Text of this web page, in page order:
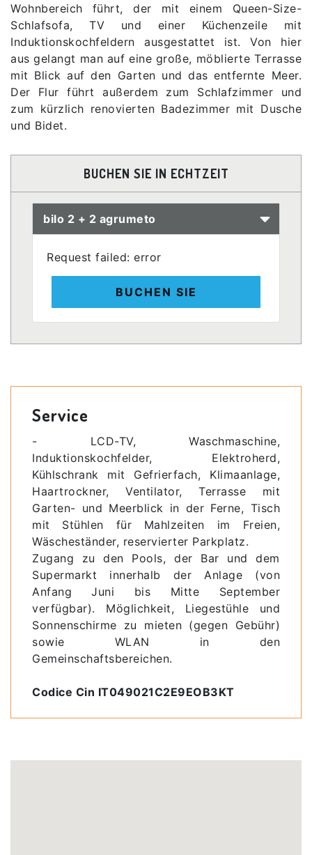
Wohnbereich führt, der mit einem Queen-Size-
Schlafsofa, TV und einer Küchenzeile mit
Induktionskochfeldern ausgestattet ist. Von hier
aus gelangt man auf eine große, möblierte Terrasse
mit Blick auf den Garten und das entfernte Meer.
Der Flur führt außerdem zum Schlafzimmer und
zum kürzlich renovierten Badezimmer mit Dusche
und Bidet.
BUCHEN SIE IN ECHTZEIT
bilo 2 + 2 agrumeto
Request failed: error
BUCHEN SIE
Service
- LCD-TV, Waschmaschine,
Induktionskochfelder, Elektroherd,
Kühlschrank mit Gefrierfach, Klimaanlage,
Haartrockner, Ventilator, Terrasse mit
Garten- und Meerblick in der Ferne, Tisch
mit Stühlen für Mahlzeiten im Freien,
Wäscheständer, reservierter Parkplatz.
Zugang zu den Pools, der Bar und dem
Supermarkt innerhalb der Anlage (von
Anfang Juni bis Mitte September
verfügbar). Möglichkeit, Liegestühle und
Sonnenschirme zu mieten (gegen Gebühr)
sowie WLAN in den
Gemeinschaftsbereichen.
Codice Cin IT049021C2E9EOB3KT